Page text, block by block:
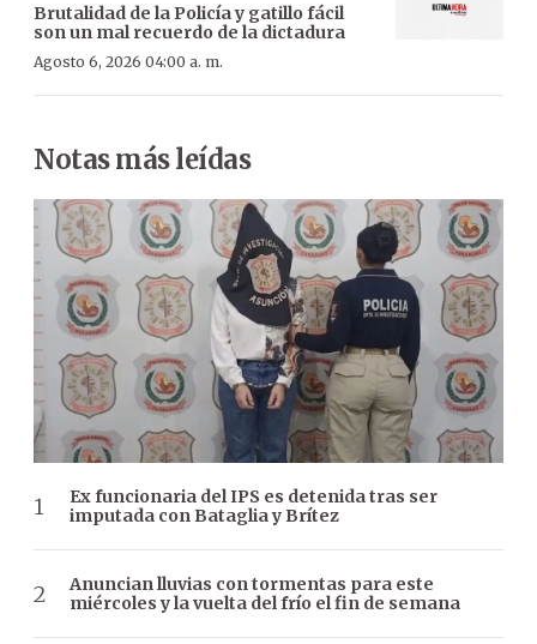
Brutalidad de la Policía y gatillo fácil
son un mal recuerdo de la dictadura
Agosto 6, 2026 04:00 a. m.
Notas más leídas
Ex funcionaria del IPS es detenida tras ser
imputada con Bataglia y Brítez
Anuncian lluvias con tormentas para este
miércoles y la vuelta del frío el fin de semana